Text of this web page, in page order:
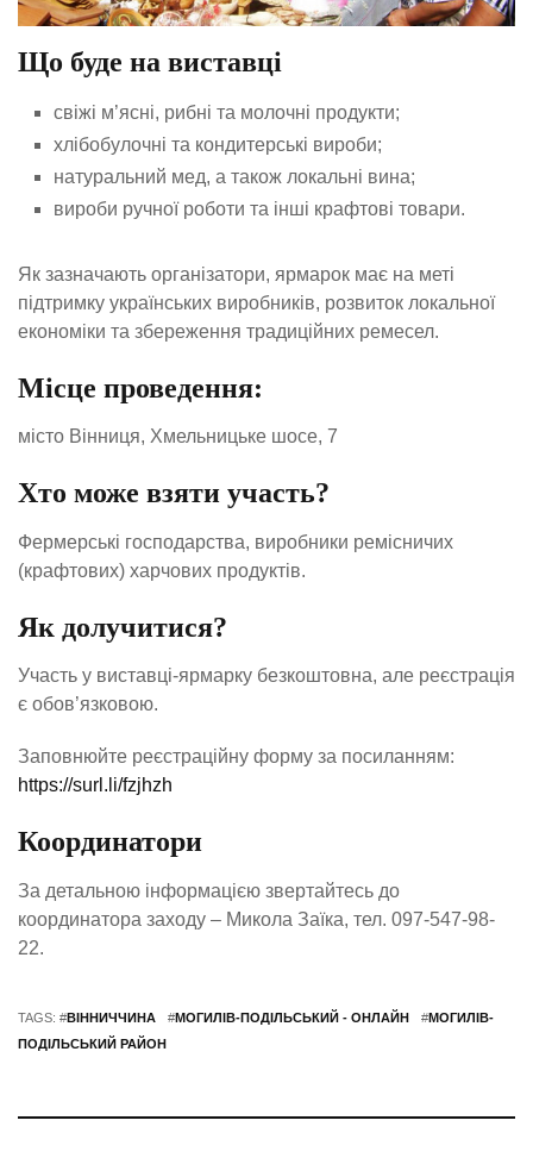
Що буде на виставці
свіжі м’ясні, рибні та молочні продукти;
хлібобулочні та кондитерські вироби;
натуральний мед, а також локальні вина;
вироби ручної роботи та інші крафтові товари.
Як зазначають організатори, ярмарок має на меті
підтримку українських виробників, розвиток локальної
економіки та збереження традиційних ремесел.
Місце проведення:
місто Вінниця, Хмельницьке шосе, 7
Хто може взяти участь?
Фермерські господарства, виробники ремісничих
(крафтових) харчових продуктів.
Як долучитися?
Участь у виставці-ярмарку безкоштовна, але реєстрація
є обов’язковою.
Заповнюйте реєстраційну форму за посиланням:
https://surl.li/fzjhzh
Координатори
За детальною інформацією звертайтесь до
координатора заходу – Микола Заїка, тел. 097-547-98-
22.
TAGS: #ВІННИЧЧИНА #МОГИЛІВ-ПОДІЛЬСЬКИЙ - ОНЛАЙН #МОГИЛІВ-
ПОДІЛЬСЬКИЙ РАЙОН